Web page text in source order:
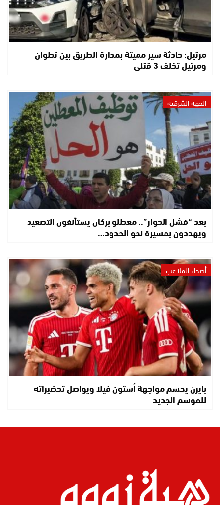
مرتيل: حادثة سير مميتة بمدارة الطريق بين تطوان
ومرتيل تخلف 3 قتلى
الجهة الشرقية
بعد “فشل الحوار”.. معطلو بركان يستأنفون التصعيد
ويهددون بمسيرة نحو الحدود…
أصداء الملاعب
بايرن يحسم مواجهة أستون فيلا ويواصل تحضيراته
للموسم الجديد